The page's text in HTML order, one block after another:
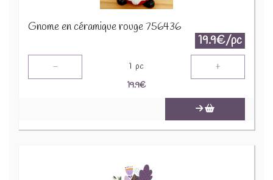
Gnome en céramique rouge 756436
19.9€/pc
- 1 pc +
19.9€